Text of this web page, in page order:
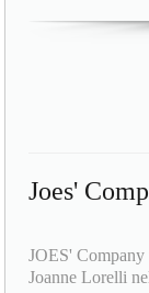
Joes'
JOES'
Joanne Lorelli